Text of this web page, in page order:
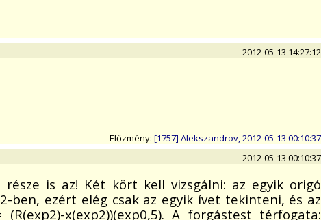
2012-05-13 14:27:12
Előzmény: [1757] Alekszandrov, 2012-05-13 00:10:37
2012-05-13 00:10:37
is az! Két kört kell vizsgálni: az egyik origó
ben, ezért elég csak az egyik ívet tekinteni, és az
x(exp2))(exp0,5). A forgástest térfogata: